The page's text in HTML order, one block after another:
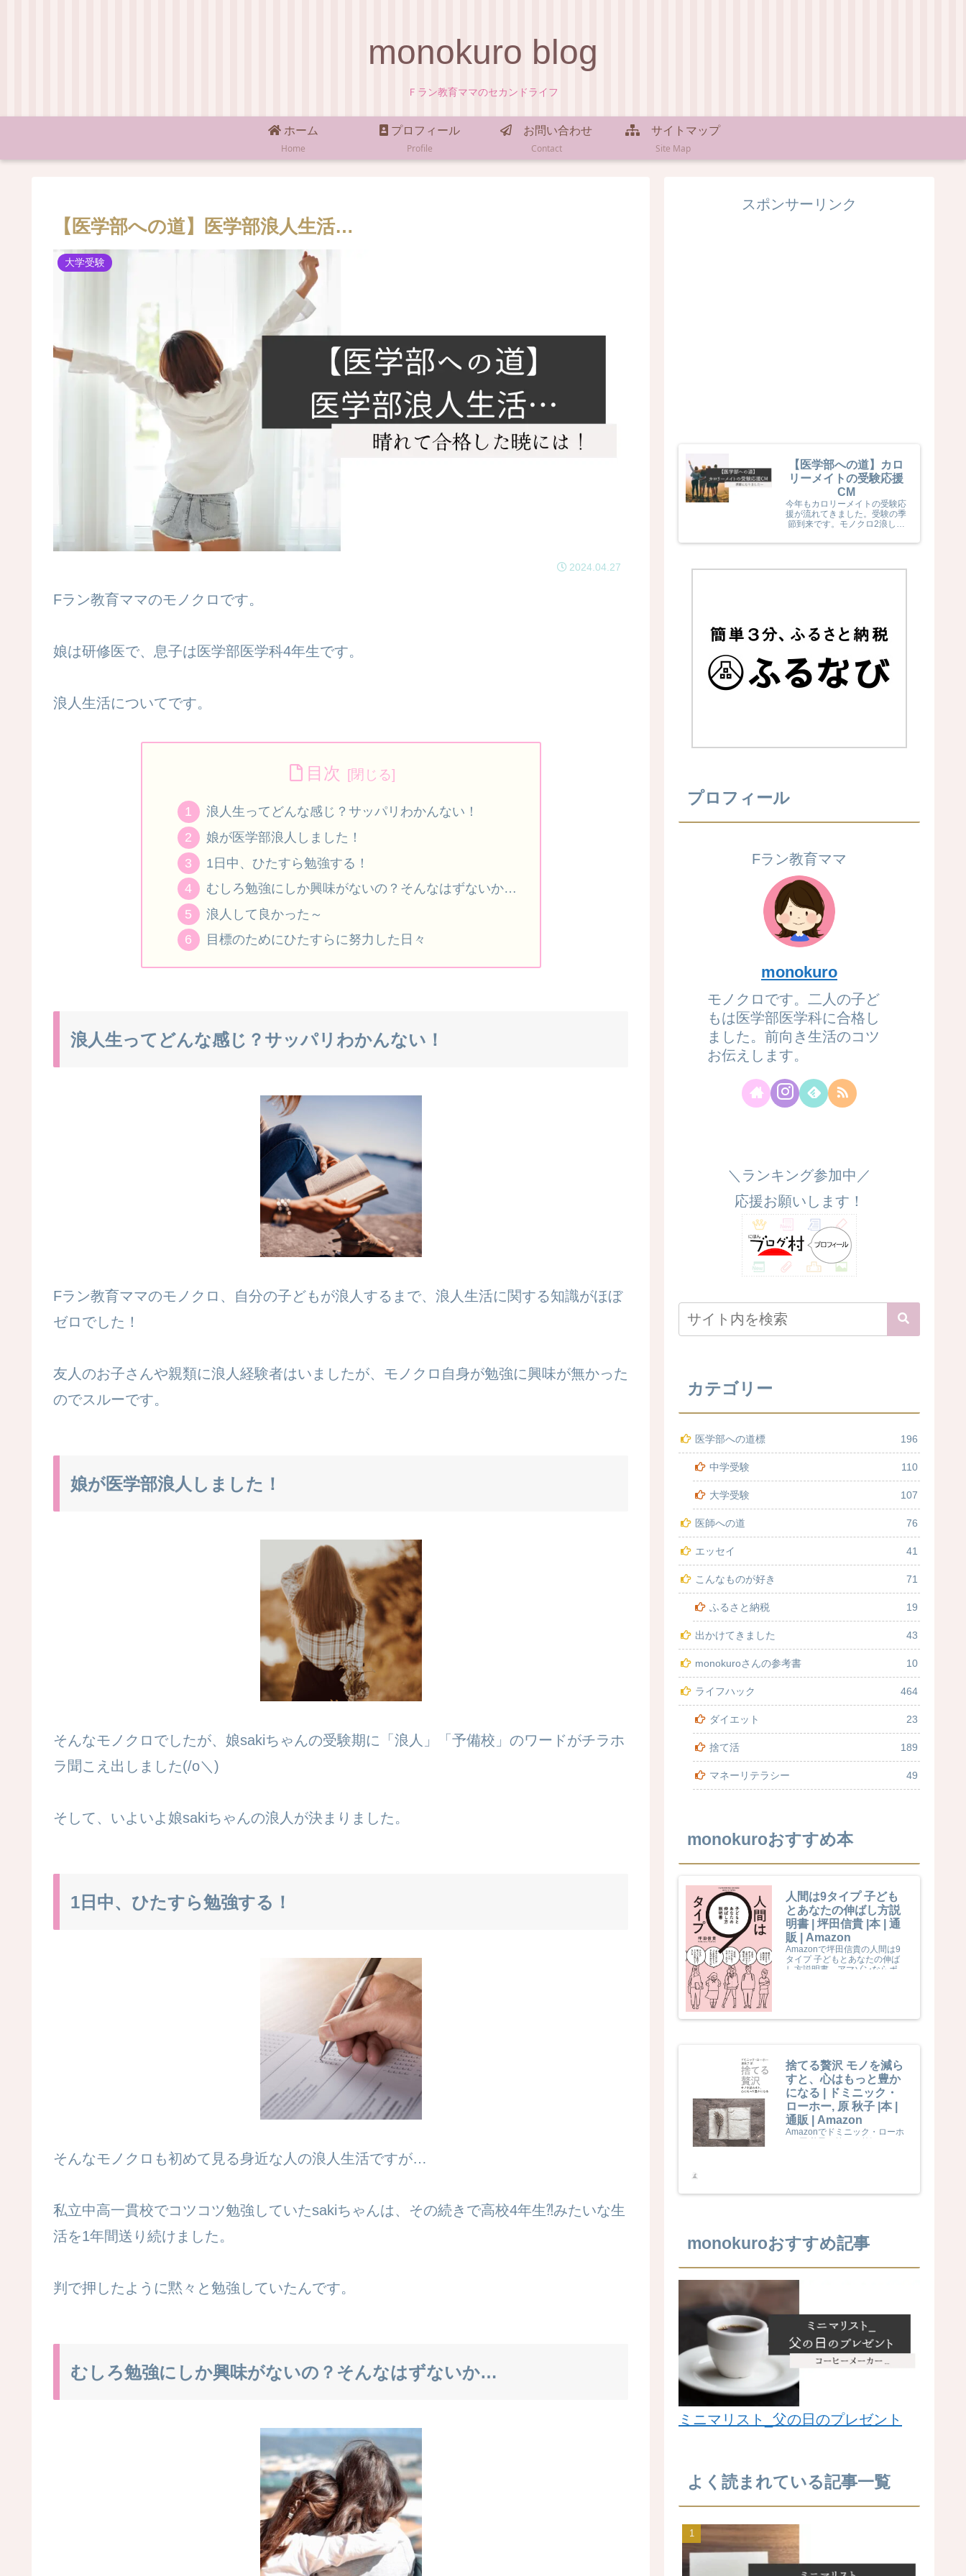
monokuro blog
Ｆラン教育ママのセカンドライフ
ホーム
Home
プロフィール
Profile
お問い合わせ
Contact
サイトマップ
Site Map
【医学部への道】医学部浪人生活…
大学受験
2024.04.27
Fラン教育ママのモノクロです。
娘は研修医で、息子は医学部医学科4年生です。
浪人生活についてです。
目次
浪人生ってどんな感じ？サッパリわかんない！
娘が医学部浪人しました！
1日中、ひたすら勉強する！
むしろ勉強にしか興味がないの？そんなはずないか…
浪人して良かった～
目標のためにひたすらに努力した日々
浪人生ってどんな感じ？サッパリわかんない！
Fラン教育ママのモノクロ、自分の子どもが浪人するまで、浪人生活に関する知識がほぼ
ゼロでした！
友人のお子さんや親類に浪人経験者はいましたが、モノクロ自身が勉強に興味が無かった
のでスルーです。
娘が医学部浪人しました！
そんなモノクロでしたが、娘sakiちゃんの受験期に「浪人」「予備校」のワードがチラホ
ラ聞こえ出しました(/o＼)
そして、いよいよ娘sakiちゃんの浪人が決まりました。
1日中、ひたすら勉強する！
そんなモノクロも初めて見る身近な人の浪人生活ですが…
私立中高一貫校でコツコツ勉強していたsakiちゃんは、その続きで高校4年生⁈みたいな生
活を1年間送り続けました。
判で押したように黙々と勉強していたんです。
むしろ勉強にしか興味がないの？そんなはずないか…
スポンサーリンク
【医学部への道】カロ
リーメイトの受験応援
CM
今年もカロリーメイトの受験応
援が流れてきました。受験の季
節到来です。モノクロ2浪した
カロリーメイトの受験応援を見
プロフィール
Fラン教育ママ
monokuro
モノクロです。二人の子ど
もは医学部医学科に合格し
ました。前向き生活のコツ
お伝えします。
＼ランキング参加中／
応援お願いします！
カテゴリー
医学部への道標 196
中学受験 110
大学受験 107
医師への道 76
エッセイ 41
こんなものが好き 71
ふるさと納税 19
出かけてきました 43
monokuroさんの参考書 10
ライフハック 464
ダイエット 23
捨て活 189
マネーリテラシー 49
monokuroおすすめ本
人間は9タイプ 子ども
とあなたの伸ばし方説
明書 | 坪田信貴 |本 | 通
販 | Amazon
Amazonで坪田信貴の人間は9
タイプ 子どもとあなたの伸ば
し方説明書。アマゾンならポイ
し方説明書もアマゾン配送商品
捨てる贅沢 モノを減ら
すと、心はもっと豊か
になる | ドミニック・
ローホー, 原 秋子 |本 |
通販 | Amazon
Amazonでドミニック・ローホ
対象商品は当日お届けも可能。
monokuroおすすめ記事
ミニマリスト_父の日のプレゼント
よく読まれている記事一覧